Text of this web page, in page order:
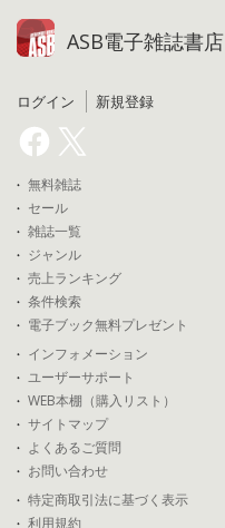
ASB電子雑誌書店
ログイン 新規登録
無料雑誌
セール
雑誌一覧
ジャンル
売上ランキング
条件検索
電子ブック無料プレゼント
インフォメーション
ユーザーサポート
WEB本棚（購入リスト）
サイトマップ
よくあるご質問
お問い合わせ
特定商取引法に基づく表示
利用規約